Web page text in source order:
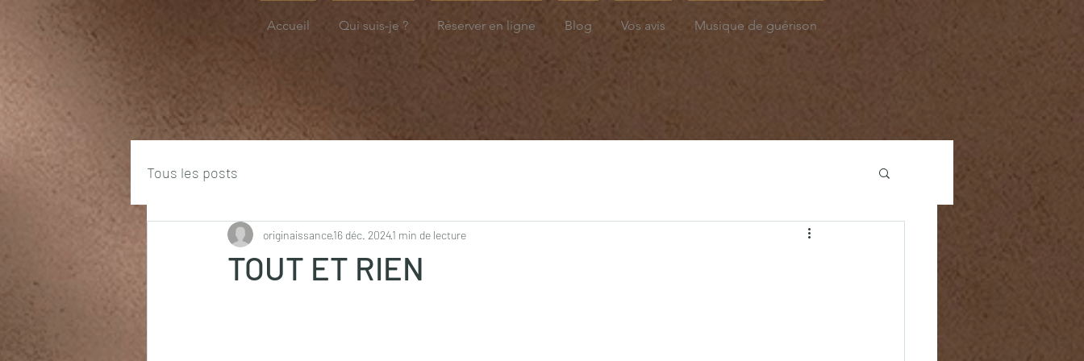
Accueil Qui suis-je ? Réserver en ligne Blog Vos avis Musique de guérison
Tous les posts
TOUT ET RIEN
originaissance16 déc. 20241 min de lecture